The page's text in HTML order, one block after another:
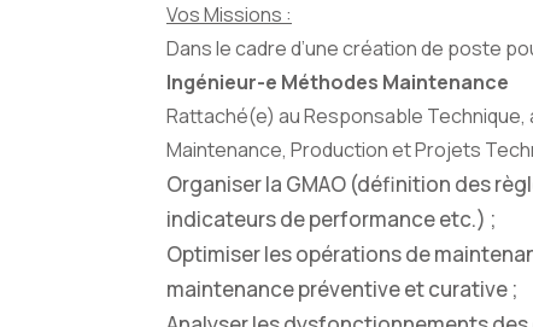
Vos Missions :
Dans le cadre d’une création de poste
Ingénieur-e Méthodes Maintenance
Rattaché(e) au Responsable
Maintenance, Production et Projets
Organiser la GMAO (définition des
indicateurs de performance etc.) ;
Optimiser les opérations de
maintenance préventive et curative ;